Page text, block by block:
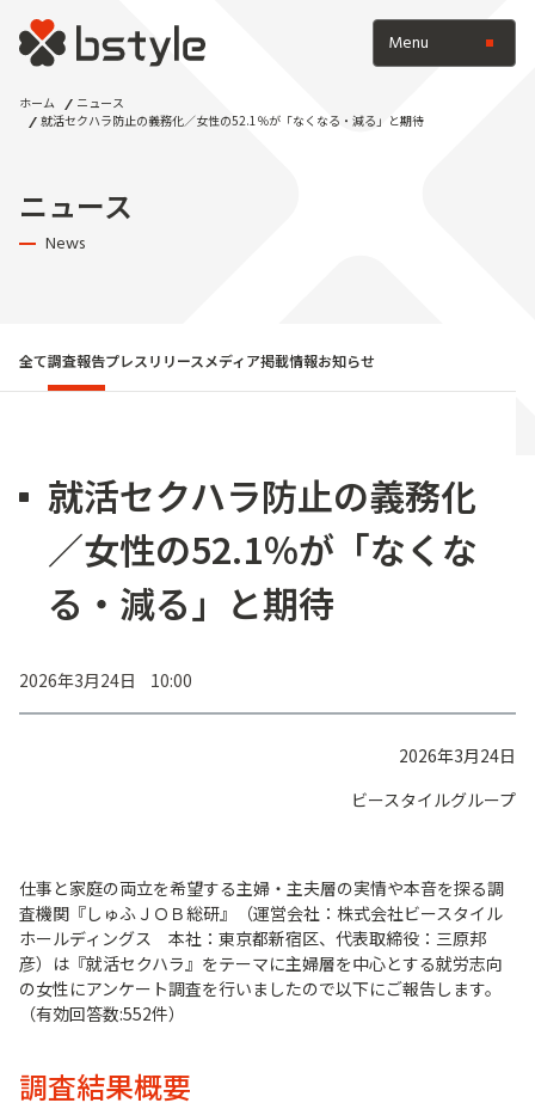
Menu
ホーム
ニュース
就活セクハラ防止の義務化／女性の52.1％が「なくなる・減る」と期待
ニュース
News
全て調査報告プレスリリース メディア掲載情報お知らせ
就活セクハラ防止の義務化
／女性の52.1％が「なくな
る・減る」と期待
2026年3月24日 10:00
2026年3月24日
ビースタイルグループ
仕事と家庭の両立を希望する主婦・主夫層の実情や本音を探る調
査機関『しゅふＪＯＢ総研』（運営会社：株式会社ビースタイル
ホールディングス 本社：東京都新宿区、代表取締役：三原邦
彦）は『就活セクハラ』をテーマに主婦層を中心とする就労志向
の女性にアンケート調査を行いましたので以下にご報告します。
（有効回答数:552件）
調査結果概要